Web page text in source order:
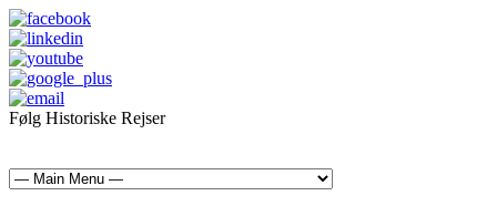
Følg Historiske Rejser